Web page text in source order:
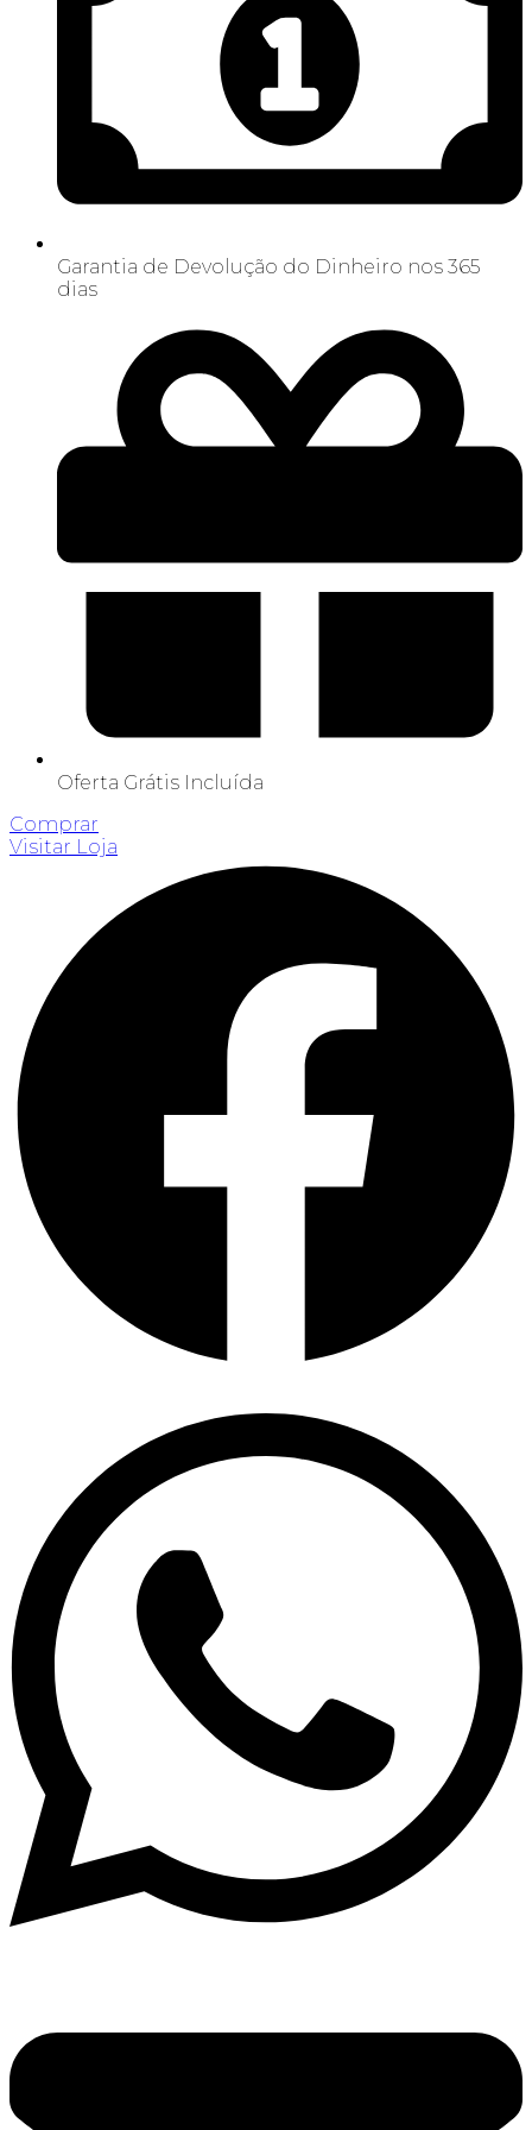
Garantia de Devolução do Dinheiro nos 365
dias
Oferta Grátis Incluída
Comprar
Visitar Loja